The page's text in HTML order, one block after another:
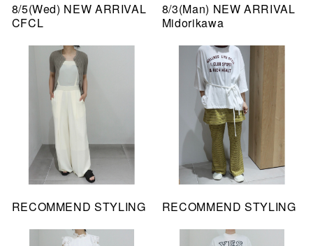
8/5(Wed) NEW ARRIVAL
CFCL
8/3(Man) NEW ARRIVAL
Midorikawa
RECOMMEND STYLING RECOMMEND STYLING